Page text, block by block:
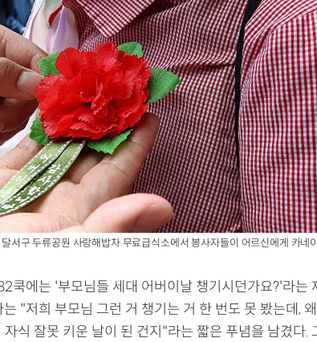
서구 두류공원 사랑해밥차 무료급식소에서 봉사자들이 어르신에게 카네
쿡에는 '부모님들 세대 어버이날 챙기시던가요?'라는
"저희 부모님 그런 거 챙기는 거 한 번도 못 봤는데,
식 잘못 키운 날이 된 건지"라는 짧은 푸념을 남겼다.